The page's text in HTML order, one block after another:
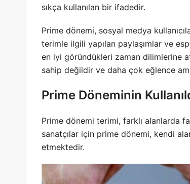
sıkça kullanılan bir ifadedir.
Prime dönemi, sosyal medya
terimle ilgili yapılan paylaşımlar ve
en iyi göründükleri zaman dilimlerine
sahip değildir ve daha çok eğlence
Prime Döneminin
Prime dönemi terimi, farklı alanlarda
sanatçılar için prime dönemi, kendi
etmektedir.